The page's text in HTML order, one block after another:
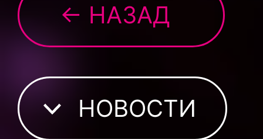
← НАЗАД
НОВОСТИ